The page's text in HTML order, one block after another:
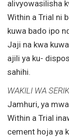
alivyowasilisha
Within a Trial ni
kuwa bado ipo
Jaji na kwa
ajili ya ku-
sahihi.
WAKILI WA
Jamhuri, ya
Within a Trial
cement hoja ya